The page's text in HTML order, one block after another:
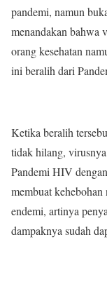
pandemi, namun
menandakan bahwa
orang kesehatan
ini beralih dari
Ketika beralih
tidak hilang,
Pandemi HIV
membuat kehebohan
endemi, artinya
dampaknya sudah